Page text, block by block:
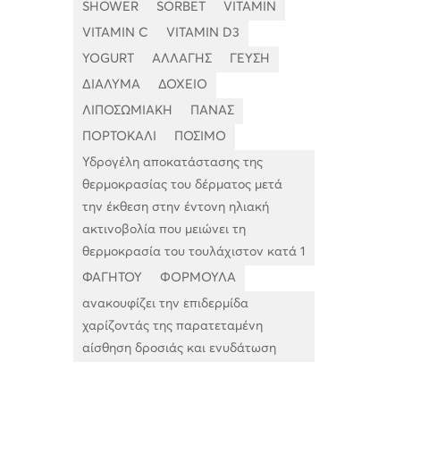
SHOWER SORBET VITAMIN
VITAMIN C VITAMIN D3
YOGURT ΑΛΛΑΓΗΣ ΓΕΥΣΗ
ΔΙΑΛΥΜΑ ΔΟΧΕΙΟ
ΛΙΠΟΣΩΜΙΑΚΗ ΠΑΝΑΣ
ΠΟΡΤΟΚΑΛΙ ΠΟΣΙΜΟ
Υδρογέλη αποκατάστασης της
θερμοκρασίας του δέρματος μετά
την έκθεση στην έντονη ηλιακή
ακτινοβολία που μειώνει τη
θερμοκρασία του τουλάχιστον κατά 1
ΦΑΓΗΤΟΥ ΦΟΡΜΟΥΛΑ
ανακουφίζει την επιδερμίδα
χαρίζοντάς της παρατεταμένη
αίσθηση δροσιάς και ενυδάτωση